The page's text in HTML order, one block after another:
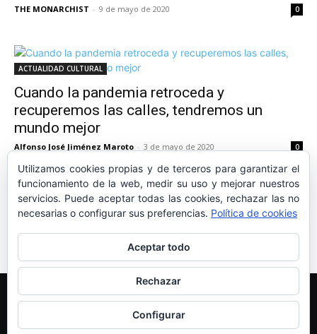
THE MONARCHIST - 9 de mayo de 2020 0
ACTUALIDAD CULTURAL
Cuando la pandemia retroceda y
recuperemos las calles, tendremos un
mundo mejor
Alfonso José Jiménez Maroto - 3 de mayo de 2020 0
1 2 3
Más información sobre las cookies
© Newspaper WordPress Theme by TagDiv
Utilizamos cookies propias y de terceros para garantizar el
funcionamiento de la web, medir su uso y mejorar nuestros
servicios. Puede aceptar todas las cookies, rechazar las no
necesarias o configurar sus preferencias. Política de cookies
Aceptar todo
Rechazar
Configurar